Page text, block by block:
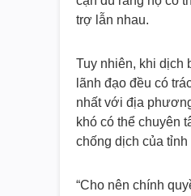
trợ lẫn nhau.
Tuy nhiên, khi dịch
lãnh đạo đều có
nhất với địa
khó có thể chuyên
chống dịch của tỉnh
“Cho nên chính